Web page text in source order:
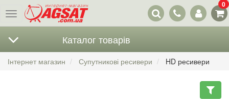
Меню
Наші
контакти
0
Каталог товарів
Інтернет магазин Супутникові ресивери HD ресивери